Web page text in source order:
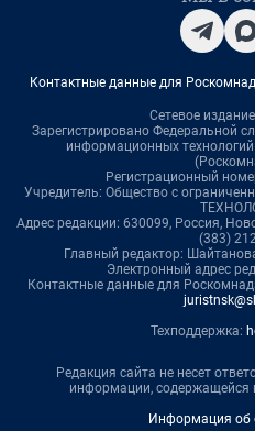
Контактные данные для
Сетевое
Зарегистрировано Федеральной
информационных
Регистрационный
Учредитель: Общество с
Адрес редакции: 630099, Россия,
(383)
Главный редактор:
Электронный адрес
Контактные данные для
Техподдержка:
Редакция сайта не несет
информации, содержащейся
Информация об